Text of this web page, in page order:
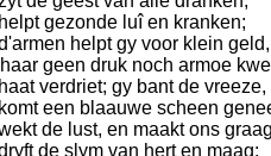
gezonde luî en kranken;
helpt gy voor klein geld,
geen druk noch armoe
verdriet; gy bant de vreeze,
een blaauwe scheen
de lust, en maakt ons
de slym van hert en maag;